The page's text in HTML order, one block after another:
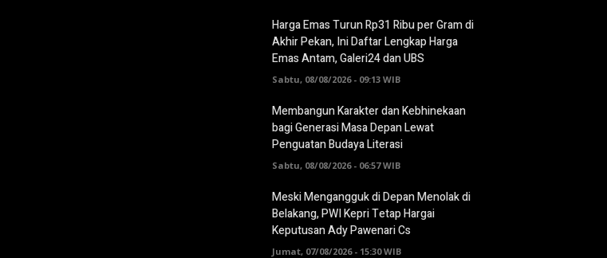
Harga Emas Turun Rp31 Ribu per Gram di
Akhir Pekan, Ini Daftar Lengkap Harga
Emas Antam, Galeri24 dan UBS
Sabtu, 08/08/2026 - 09:13 WIB
Membangun Karakter dan Kebhinekaan
bagi Generasi Masa Depan Lewat
Penguatan Budaya Literasi
Sabtu, 08/08/2026 - 06:57 WIB
Meski Mengangguk di Depan Menolak di
Belakang, PWI Kepri Tetap Hargai
Keputusan Ady Pawenari Cs
Jumat, 07/08/2026 - 15:30 WIB